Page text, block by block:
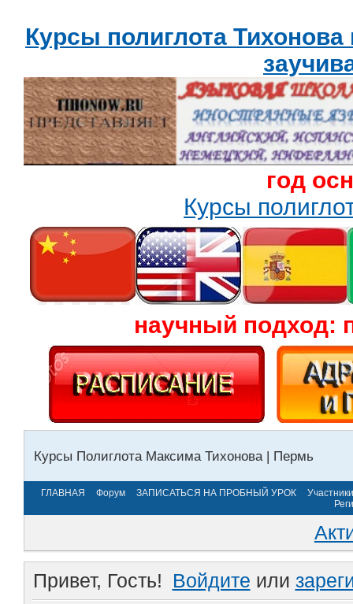
Курсы полиглота
год
Курсы
научный подход:
Курсы Полиглота Максима Тихонова | Пермь
ГЛАВНАЯ Форум ЗАПИСАТЬСЯ НА ПРОБНЫЙ УРОК
Участники
Привет, Гость! Войдите или